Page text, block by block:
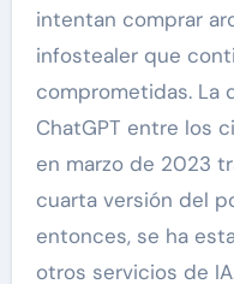
intentan comprar
infostealer que
comprometidas. La
ChatGPT entre los
en marzo de 2023
cuarta versión del
entonces, se ha
otros servicios de